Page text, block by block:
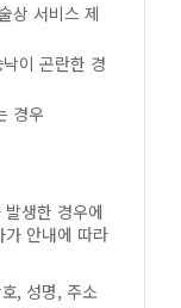
상 서비스 제
이 곤란한 경
경우
생한 경우에
가 안내에 따라
, 성명, 주소